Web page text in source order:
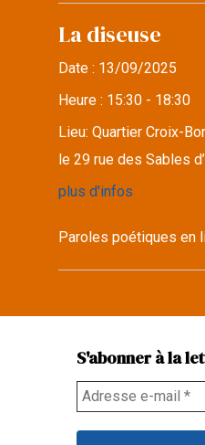
La diseuse
Date : 13/09/2025
Heure : 15:30 - 18:30
Lieu:Quartier Croix-
le 29 rue des Sables
plus d'infos
Paroles poétiques en
S'abonner à la